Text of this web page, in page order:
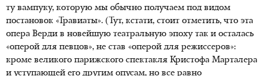
ту вампуку, которую мы обычно получаем под видом
постановок «Травиаты». (Тут, кстати, стоит отметить, что эта
опера Верди в новейшую театральную эпоху так и осталась
«оперой для певцов», не став «оперой для режиссеров»:
кроме великого парижского спектакля Кристофа Марталера
и уступающей его другим опусам, но все равно